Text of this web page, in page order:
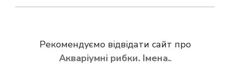
Рекомендуємо відвідати сайт про
Акваріумні рибки. Імена..